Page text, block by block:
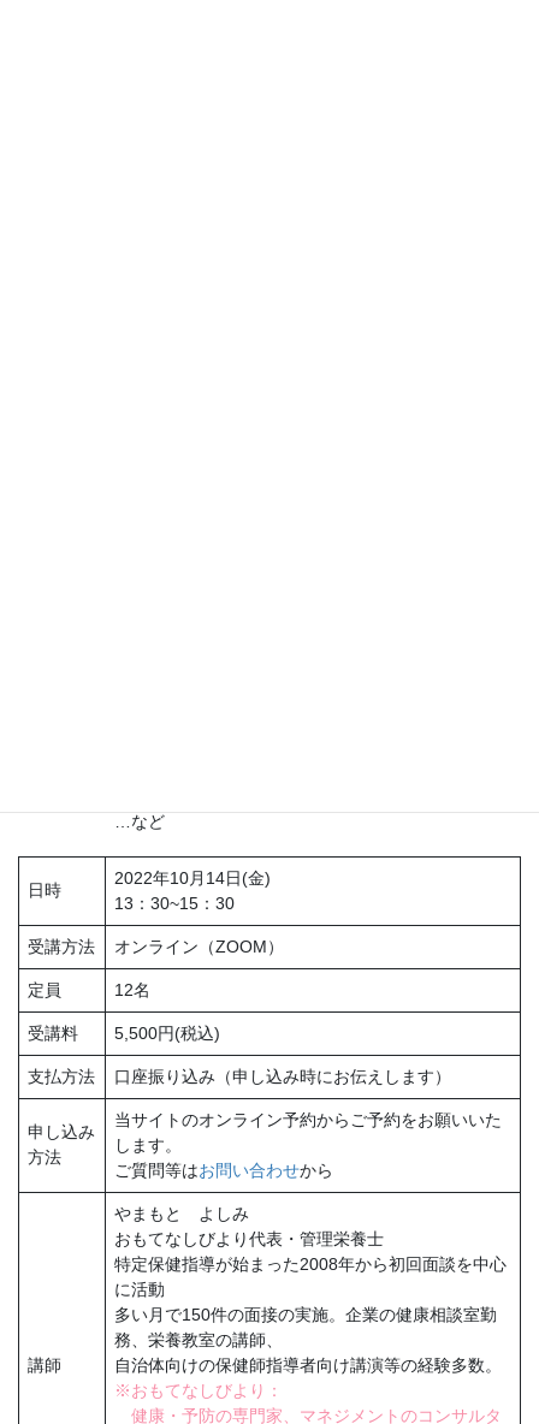
…など
日時
2022年10月14日(金)
13：30~15：30
受講方法 オンライン（ZOOM）
定員 12名
受講料 5,500円(税込)
支払方法 口座振り込み（申し込み時にお伝えします）
申し込み
方法
当サイトのオンライン予約からご予約をお願いいた
します。
ご質問等はお問い合わせから
講師
やまもと よしみ
おもてなしびより代表・管理栄養士
特定保健指導が始まった2008年から初回面談を中心
に活動
多い月で150件の面接の実施。企業の健康相談室勤
務、栄養教室の講師、
自治体向けの保健師指導者向け講演等の経験多数。
※おもてなしびより：
健康・予防の専門家、マネジメントのコンサルタ